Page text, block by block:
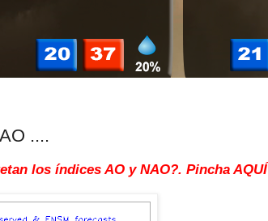
....
los índices AO y NAO?. Pincha AQUÍ